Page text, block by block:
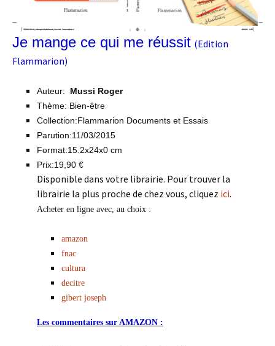
Je mange ce qui me réussit (Edition
Flammarion)
Auteur: Mussi Roger
Thème: Bien-être
Collection:Flammarion Documents et Essais
Parution:11/03/2015
Format:15.2x24x0 cm
Prix:19,90 €
Disponible dans votre librairie. Pour trouver la
librairie la plus proche de chez vous, cliquez ici.
Acheter en ligne avec, au choix :
amazon
fnac
cultura
decitre
gibert joseph
Les commentaires sur AMAZON :